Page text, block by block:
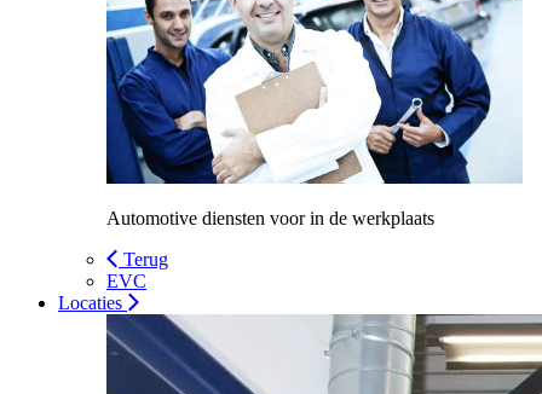
Automotive diensten voor in de werkplaats
Terug
EVC
Locaties